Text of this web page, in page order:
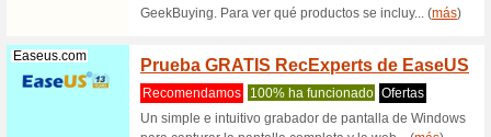
¿Te lo